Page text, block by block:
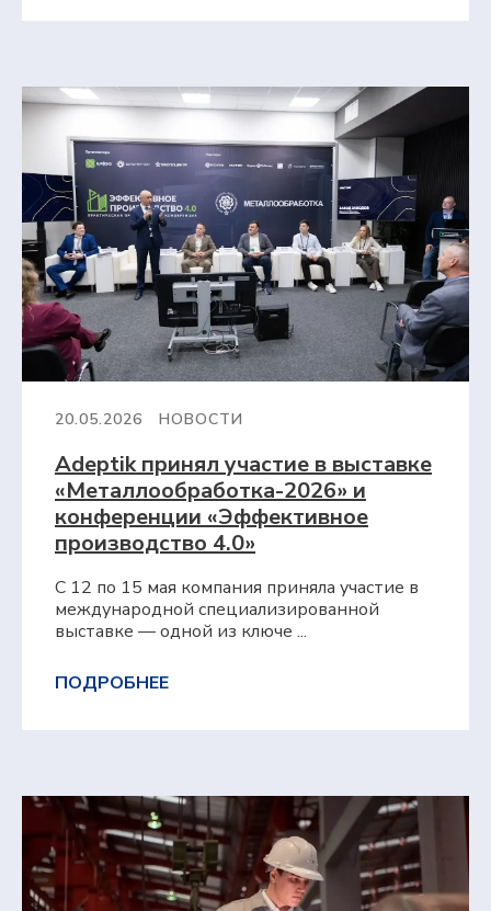
20.05.2026 НОВОСТИ
Adeptik принял участие в выставке
«Металлообработка-2026» и
конференции «Эффективное
производство 4.0»
С 12 по 15 мая компания приняла участие в
международной специализированной
выставке — одной из ключе ...
ПОДРОБНЕЕ